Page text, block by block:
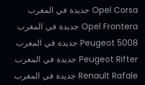
Opel Corsa جديدة في المغرب
Opel Frontera جديدة في المغرب
Peugeot 5008 جديدة في المغرب
Peugeot Rifter جديدة في المغرب
Renault Rafale جديدة في المغرب